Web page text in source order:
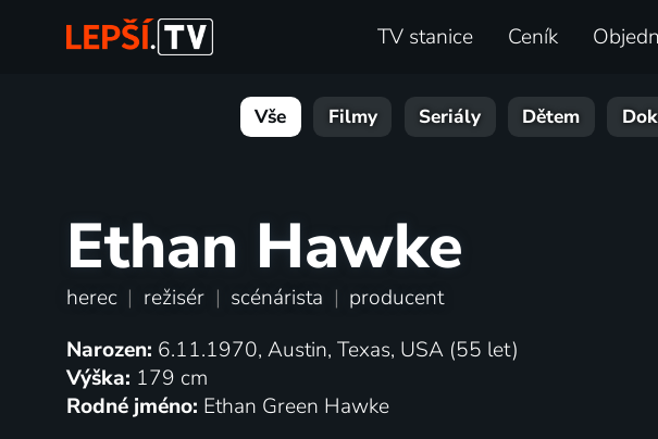
TV stanice Ceník
Vše Filmy Seriály Dětem
Ethan Hawke
herec | režisér | scénárista | producent
Narozen: 6.11.1970, Austin, Texas, USA (55 let)
Výška: 179 cm
Rodné jméno: Ethan Green Hawke